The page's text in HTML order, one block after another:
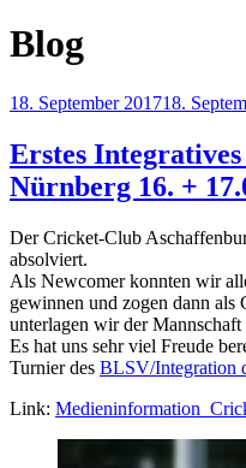
Blog
Veröffentlicht
18. September 201718.
Erstes
Nürnberg 16. +
Der Cricket-Club
absolviert.
Als Newcomer konnten wir
gewinnen und zogen dann
unterlagen wir der Mannschaft
Es hat uns sehr viel Freude
Turnier des BLSV/Integration
Link: